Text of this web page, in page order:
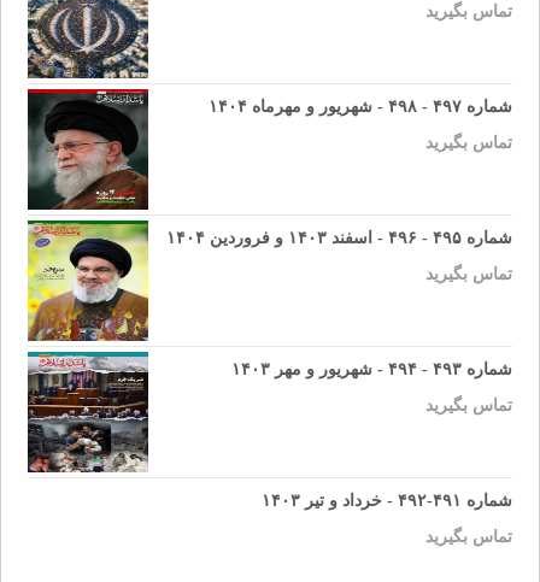
تماس بگیرید
شماره ۴۹۷ - ۴۹۸ - شهریور و مهرماه ۱۴۰۴
تماس بگیرید
شماره ۴۹۵ - ۴۹۶ - اسفند ۱۴۰۳ و فروردین ۱۴۰۴
تماس بگیرید
شماره ۴۹۳ - ۴۹۴ - شهریور و مهر ۱۴۰۳
تماس بگیرید
شماره ۴۹۱-۴۹۲ - خرداد و تیر ۱۴۰۳
تماس بگیرید